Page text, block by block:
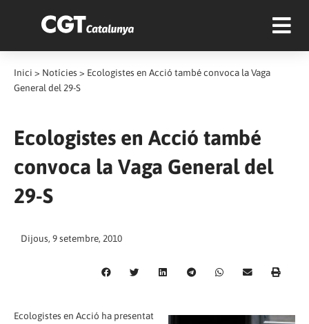
Inici > Notícies > Ecologistes en Acció també convoca la Vaga
General del 29-S
Ecologistes en Acció també
convoca la Vaga General del
29-S
Dijous, 9 setembre, 2010
Ecologistes en Acció ha presentat